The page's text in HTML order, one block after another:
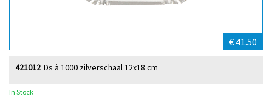
€ 41.50
Ds à 1000 zilverschaal 12x18 cm
421012
In Stock